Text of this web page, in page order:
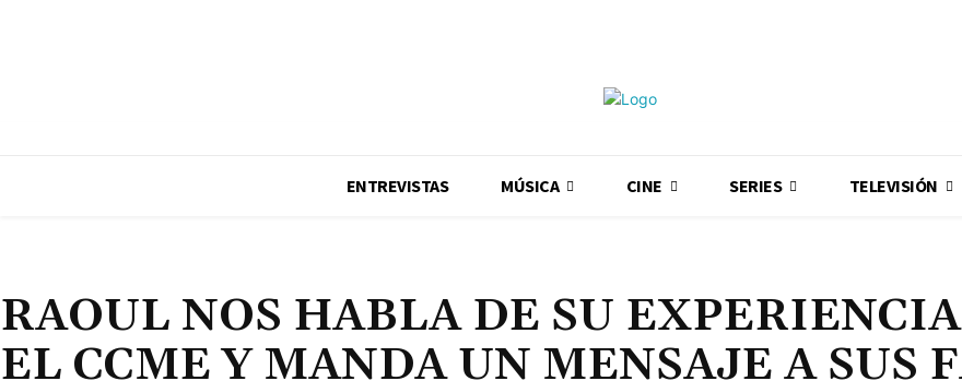
ENTREVISTAS MÚSICA CINE SERIES TELEVISIÓN
RAOUL NOS HABLA DE SU
EL CCME Y MANDA UN MENSAJE A SUS